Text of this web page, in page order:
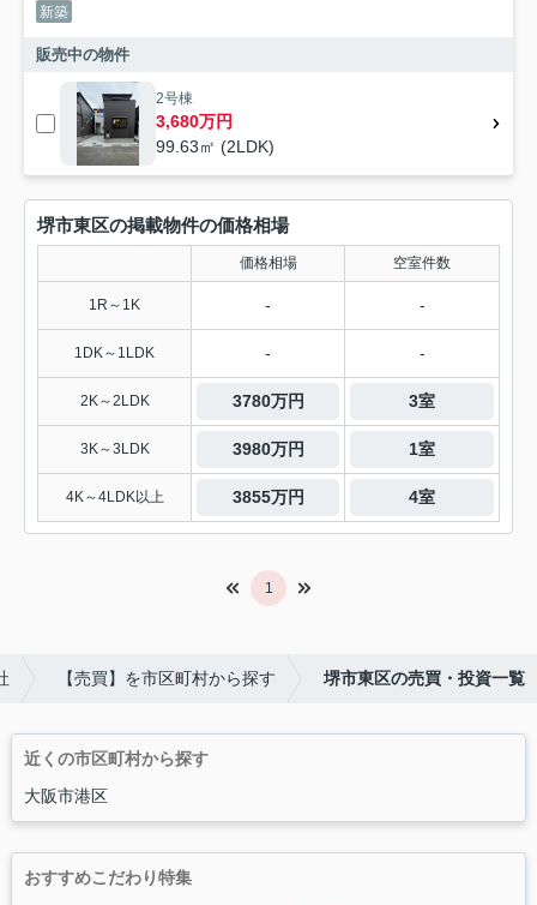
新築
販売中の物件
2号棟
3,680万円
99.63㎡ (2LDK)
堺市東区の掲載物件の価格相場
価格相場 空室件数
1R～1K - -
1DK～1LDK - -
2K～2LDK 3780万円 3室
3K～3LDK 3980万円 1室
4K～4LDK以上 3855万円 4室
1
【売買】を市区町村から探す 堺市東区の売買・投資一覧
近くの市区町村から探す
大阪市港区
おすすめこだわり特集